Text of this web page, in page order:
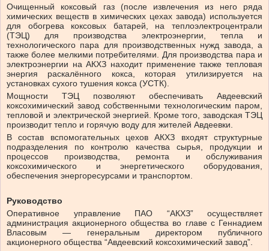
Очищенный коксовый газ (после извлечения из него ряда
химических веществ в химических цехах завода) используется
для обогрева коксовых батарей, на теплоэлектроцентрали
(ТЭЦ) для производства электроэнергии, тепла и
технологического пара для производственных нужд завода, а
также более мелкими потребителями. Для производства пара и
электроэнергии на АКХЗ находит применение также тепловая
энергия раскалённого кокса, которая утилизируется на
установках сухого тушения кокса (УСТК).
Мощности ТЭЦ позволяют обеспечивать Авдеевский
коксохимический завод собственными технологическим паром,
тепловой и электрической энергией. Кроме того, заводская ТЭЦ
производит тепло и горячую воду для жителей Авдеевки.
В состав вспомогательных цехов АКХЗ входят структурные
подразделения по контролю качества сырья, продукции и
процессов производства, ремонта и обслуживания
коксохимического и энергетического оборудования,
обеспечения энергоресурсами и транспортом.
Руководство
Оперативное управление ПАО “АКХЗ” осуществляет
администрация акционерного общества во главе с Геннадием
Власовым — генеральным директором публичного
акционерного общества “Авдеевский коксохимический завод”.